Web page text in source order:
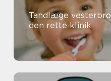
Tandlæge vesterbro sådan vælger du
den rette klinik